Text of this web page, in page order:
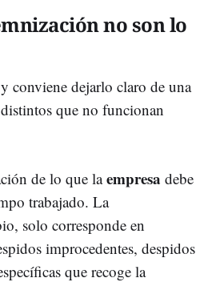
no son lo
conviene dejarlo claro de una
que no funcionan
de lo que laempresa debe
trabajado. La
solo corresponde en
improcedentes, despidos
que recoge la